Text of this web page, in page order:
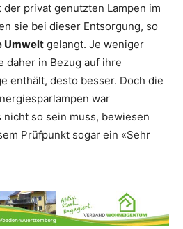
privat genutzten Lampen im
sie bei dieser Entsorgung, so
Umwelt gelangt. Je weniger
daher in Bezug auf ihre
enthält, desto besser. Doch die
war
nicht so sein muss, bewiesen
Prüfpunkt sogar ein «Sehr